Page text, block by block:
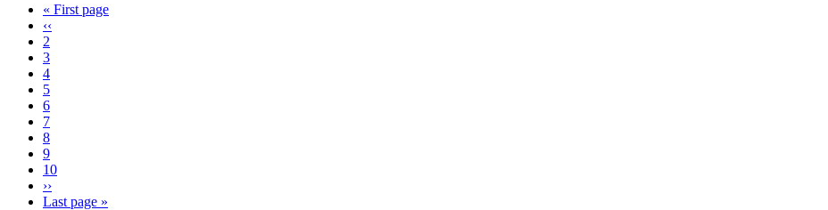
Seitennummerierung
Erste
Seite
« First page
Vorherige
Seite
‹‹
Page
2
Page
3
Page
4
Page
5
Aktuelle
Seite
6
Page
7
Page
8
Page
9
Page
10
Nächste
Seite
››
Letzte
Last page »